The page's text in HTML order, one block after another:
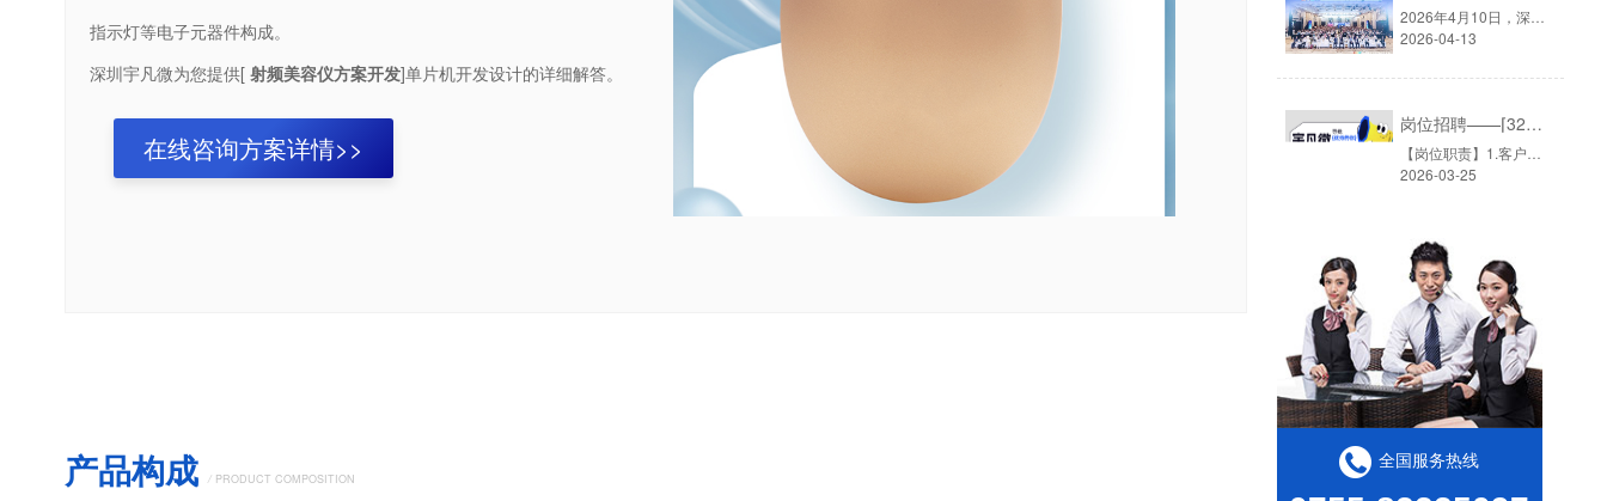
指示灯等电子元器件构成。
深圳宇凡微为您提供[射频美容仪方案开发]单片机开发设计的详细解答。
在线咨询方案详情>>
产品构成 / PRODUCT COMPOSITION
2026-04-13
岗位招聘——⌈32位电子元器件销售员⌉
2026-03-25
全国服务热线